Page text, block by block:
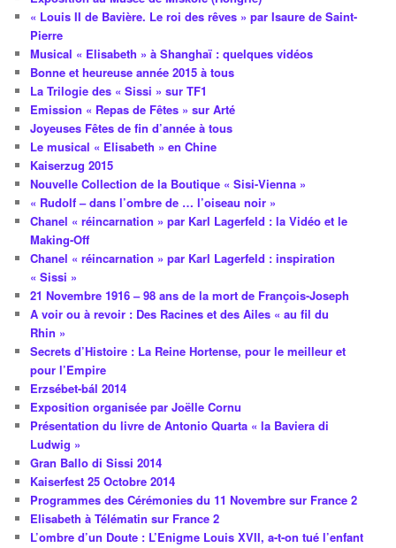
« Louis II de Bavière. Le roi des rêves » par Isaure de Saint-
Pierre
Musical « Elisabeth » à Shanghaï : quelques vidéos
Bonne et heureuse année 2015 à tous
La Trilogie des « Sissi » sur TF1
Emission « Repas de Fêtes » sur Arté
Joyeuses Fêtes de fin d’année à tous
Le musical « Elisabeth » en Chine
Kaiserzug 2015
Nouvelle Collection de la Boutique « Sisi-Vienna »
« Rudolf – dans l’ombre de … l’oiseau noir »
Chanel « réincarnation » par Karl Lagerfeld : la Vidéo et le
Making-Off
Chanel « réincarnation » par Karl Lagerfeld : inspiration
« Sissi »
21 Novembre 1916 – 98 ans de la mort de François-Joseph
A voir ou à revoir : Des Racines et des Ailes « au fil du
Rhin »
Secrets d’Histoire : La Reine Hortense, pour le meilleur et
pour l’Empire
Erzsébet-bál 2014
Exposition organisée par Joëlle Cornu
Présentation du livre de Antonio Quarta « la Baviera di
Ludwig »
Gran Ballo di Sissi 2014
Kaiserfest 25 Octobre 2014
Programmes des Cérémonies du 11 Novembre sur France 2
Elisabeth à Télématin sur France 2
L’ombre d’un Doute : L’Enigme Louis XVII, a-t-on tué l’enfant